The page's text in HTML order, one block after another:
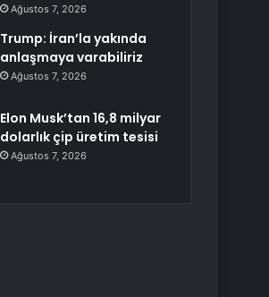
Ağustos 7, 2026
Trump: İran’la yakında
anlaşmaya varabiliriz
Ağustos 7, 2026
Elon Musk’tan 16,8 milyar
dolarlık çip üretim tesisi
Ağustos 7, 2026